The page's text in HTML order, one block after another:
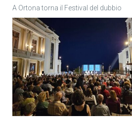
A Ortona torna il Festival del dubbio